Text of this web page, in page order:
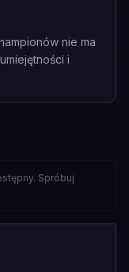
nie ma
i
Spróbuj